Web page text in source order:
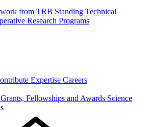
from TRB Standing Technical
Research Programs
Expertise Careers
Grants, Fellowships and Awards Science